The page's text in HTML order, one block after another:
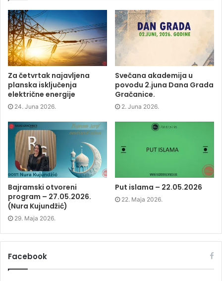
o
n
F
a
c
e
b
o
o
k
(
O
p
e
n
s
i
n
n
w
w
i
n
d
o
w
)
o
n
T
w
i
t
t
e
r
(
O
p
e
n
s
i
n
n
e
w
i
n
d
o
w
)
o
n
i
n
k
e
d
I
n
(
O
p
e
n
s
i
w
w
i
o
w
)
(
O
n
s
i
n
n
e
w
w
Za četvrtak najavljena
planska isključenja
električne energije
24. Juna 2026.
Svečana akademija u
povodu 2.juna Dana Grada
Gračanice.
2. Juna 2026.
Bajramski otvoreni
program – 27.05.2026.
(Nura Kujundžić)
29. Maja 2026.
Put islama – 22.05.2026
22. Maja 2026.
Facebook